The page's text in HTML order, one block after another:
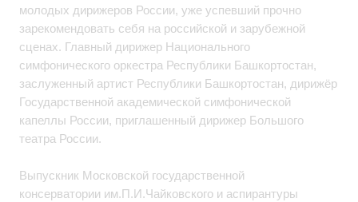
молодых дирижеров России, уже успевший прочно
зарекомендовать себя на российской и зарубежной
сценах. Главный дирижер Национального
симфонического оркестра Республики Башкортостан,
заслуженный артист Республики Башкортостан, дирижёр
Государственной академической симфонической
капеллы России, приглашенный дирижер Большого
театра России.
Выпускник Московской государственной
консерватории им.П.И.Чайковского и аспирантуры